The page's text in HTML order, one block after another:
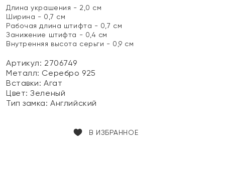
Длина украшения - 2,0 см
Ширина - 0,7 см
Рабочая длина штифта - 0,7 см
Занижение штифта - 0,4 см
Внутренняя высота серьги - 0,9 см
Артикул: 2706749
Металл: Серебро 925
Вставки:Агат
Цвет:Зеленый
Тип замка:Английский
В ИЗБРАННОЕ